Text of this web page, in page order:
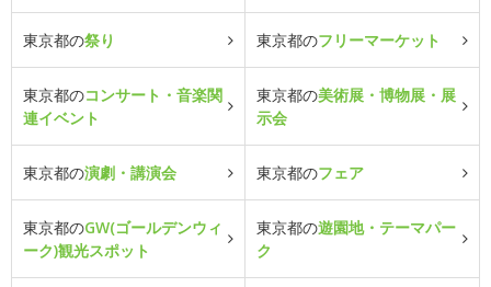
東京都の祭り 東京都のフリーマーケット
東京都のコンサート・音楽関
連イベント
東京都の美術展・博物展・展
示会
東京都の演劇・講演会 東京都のフェア
東京都のGW(ゴールデンウィ
ーク)観光スポット
東京都の遊園地・テーマパー
ク